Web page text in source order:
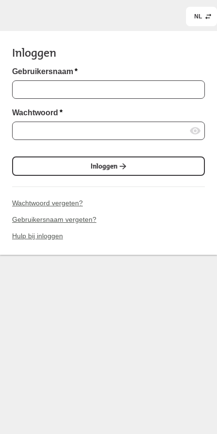
NL
Inloggen
Gebruikersnaam*
Wachtwoord *
Inloggen
Wachtwoord vergeten?
Gebruikersnaam vergeten?
Hulp bij inloggen